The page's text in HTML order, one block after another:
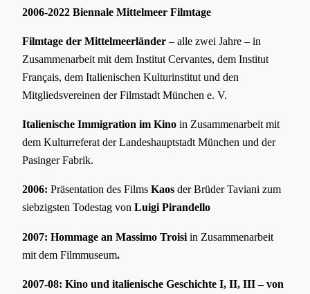
2006-2022 Biennale Mittelmeer Filmtage
Filmtage der Mittelmeerländer – alle zwei Jahre – in
Zusammenarbeit mit dem Institut Cervantes, dem Institut
Français, dem Italienischen Kulturinstitut und den
Mitgliedsvereinen der Filmstadt München e. V.
Italienische Immigration im Kino in Zusammenarbeit mit
dem Kulturreferat der Landeshauptstadt München und der
Pasinger Fabrik.
2006: Präsentation des Films Kaos der Brüder Taviani zum
siebzigsten Todestag von Luigi Pirandello
2007: Hommage an Massimo Troisi in Zusammenarbeit
mit dem Filmmuseum.
2007-08: Kino und italienische Geschichte I, II, III – von